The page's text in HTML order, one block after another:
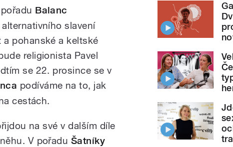
Balanc
slavení
a pohanské a keltské
religionista Pavel
se 22. prosince se v
podíváme na to, jak
cestách.
na své v dalším díle
V pořadu Šatníky